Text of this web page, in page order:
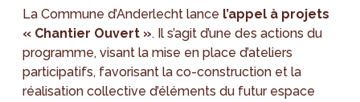
La Commune d’Anderlecht lance l’appel à projets
« Chantier Ouvert ». Il s’agit d’une des actions du
programme, visant la mise en place d’ateliers
participatifs, favorisant la co-construction et la
réalisation collective d’éléments du futur espace